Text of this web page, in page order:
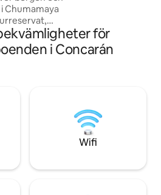
Chumamaya
bäck.
eget badrum
två
är det här
av naturen
för
i Concarán
Wifi